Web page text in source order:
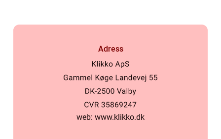
Adress
web: www.klikko.dk